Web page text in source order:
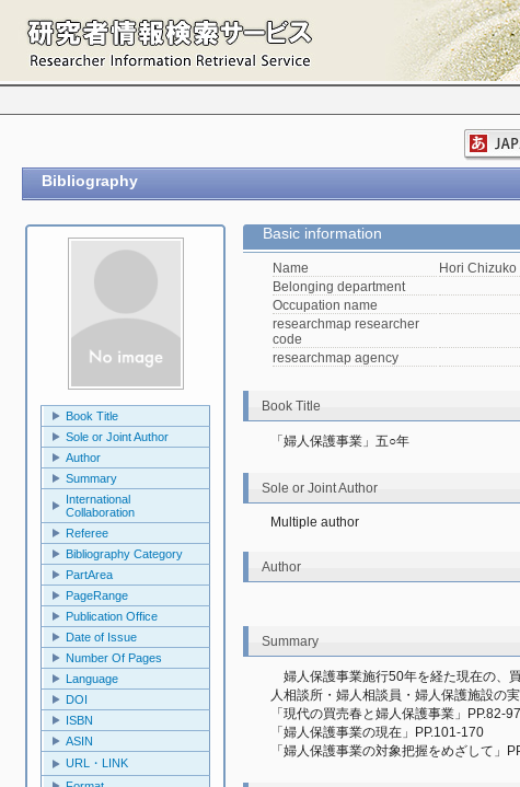
Bibliography
Book Title
Sole or Joint Author
Author
Summary
International
Collaboration
Referee
Bibliography Category
PartArea
PageRange
Publication Office
Date of Issue
Number Of Pages
Language
DOI
ISBN
ASIN
URL・LINK
Basic information
Name
Hori Chizuko
Belonging department
Occupation name
researchmap researcher
code
researchmap agency
Book Title
「婦人保護事業」五○年
Sole or Joint Author
Multiple author
Author
Summary
婦人保護事業施行50年を経た現在の、
人相談所・婦人相談員・婦人保護施設の
「現代の買売春と婦人保護事業」PP.82-97
「婦人保護事業の現在」PP.101-170
「婦人保護事業の対象把握をめざして」